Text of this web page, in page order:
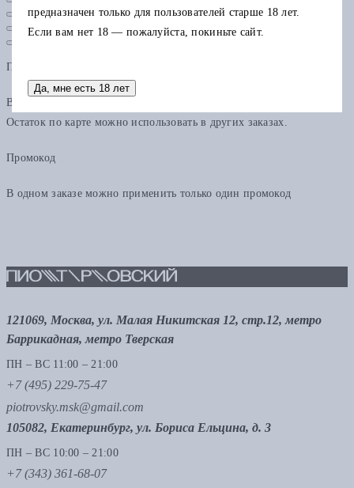
Подарочная карта
В одном заказе можно применить только одну подарочную карту.
Остаток по карте можно использовать в других заказах.
Промокод
В одном заказе можно применить только один промокод
121069, Москва, ул. Малая Никитская 12, стр.12, метро
Баррикадная, метро Тверская
ПН – ВС 11:00 – 21:00
+7 (495) 229-75-47
piotrovsky.msk@gmail.com
105082, Екатеринбург, ул. Бориса Ельцина, д. 3
ПН – ВС 10:00 – 21:00
+7 (343) 361-68-07
предназначен только для пользователей старше 18 лет.
Если вам нет 18 — пожалуйста, покиньте сайт.
Да, мне есть 18 лет